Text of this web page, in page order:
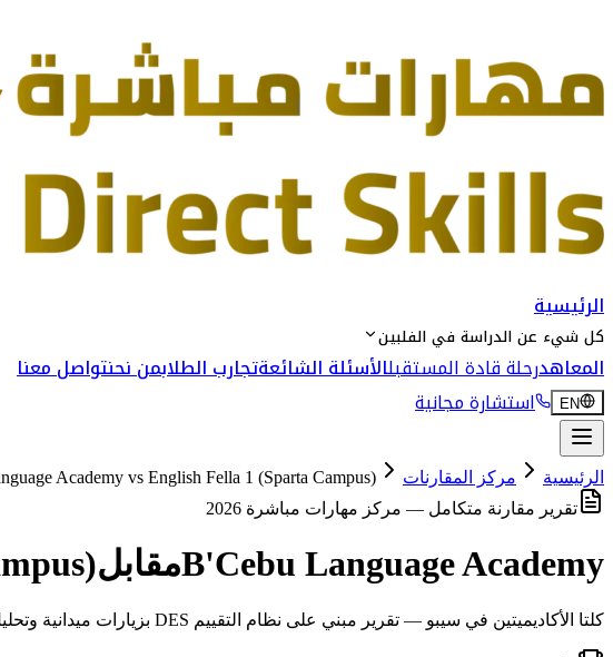
الرئيسية
كل شيء عن الدراسة في الفلبين
المعاهدرحلة قادة المستقبلالأسئلة الشائعةتجارب الطلابمن نحنتواصل معنا
EN استشارة مجانية
الرئيسية مركز المقارنات Academy vs English Fella 1 (Sparta Campus)
تقرير مقارنة متكامل — مركز مهارات مباشرة 2026
B'Cebu Language Academyمقابل
كلتا الأكاديميتين في سيبو — تقرير مبني على نظام التقييم DES بزيارات ميدانية وتحليل موضوعي